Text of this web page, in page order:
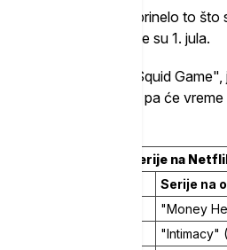
svakako je doprinelo to
tri sata, a objavljene su 1. jula.
šansu i da pobedi "Squid
prvog dela sezone, pa će
Najgledanije serije na
Serije na
"Money
"Intimacy"